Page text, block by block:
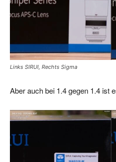
Links SIRUI, Rechts Sigma
Aber auch bei 1.4 gegen 1.4 ist